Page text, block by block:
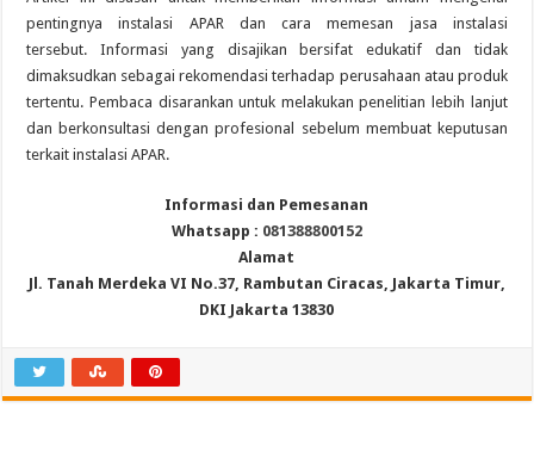
pentingnya instalasi APAR dan cara memesan jasa instalasi
tersebut.
Informasi yang disajikan bersifat edukatif dan tidak
dimaksudkan sebagai rekomendasi terhadap perusahaan atau produk
tertentu. Pembaca disarankan untuk melakukan penelitian lebih lanjut
dan berkonsultasi dengan profesional sebelum membuat keputusan
terkait instalasi APAR.
Informasi dan Pemesanan
Whatsapp : 081388800152
Alamat
Jl. Tanah Merdeka VI No.37, Rambutan Ciracas, Jakarta Timur,
DKI Jakarta 13830